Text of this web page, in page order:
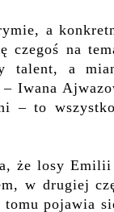
a
czegoś na
talent, a
Iwana
– to
że losy
w drugiej
tomu pojawia